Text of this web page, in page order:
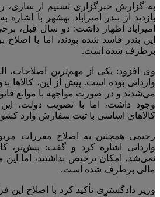
به گزارش خبرگزاری تسنیم از ساری،
بازدید از بندر امیرآباد بهشهر با
امیرآباد اظهار داشت: دو سال قبل،
این بندر فاسد شده بودند، اما با
برطرف شده است.
وی افزود: یکی از مهم‌ترین اصلاحات،
وارداتی بوده است. پیش از این، کالا‌ها
می‌شدند و در صورت مواجهه با موانع
وجود داشت، اما با تصویب دولت،
کالا‌های اساسی با ثبت سفارش وارد
رحیمی همچنین به اصلاح مقررات
وارداتی اشاره کرد و گفت: پیش‌تر،
نمی‌شد، امکان ترخیص نداشتند، اما
مالی برطرف شده است.
وزیر دادگستری تأکید کرد با اصلاح این